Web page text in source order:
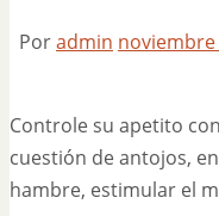
Poradmin noviembre
Controle su apetito
cuestión de antojos,
hambre, estimular el